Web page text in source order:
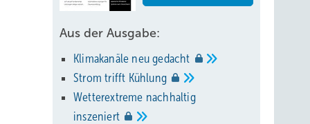
Aus der Ausgabe:
Klimakanäle neugedacht
Strom trifft Kühlung
Wetterextreme nachhaltig
inszeniert